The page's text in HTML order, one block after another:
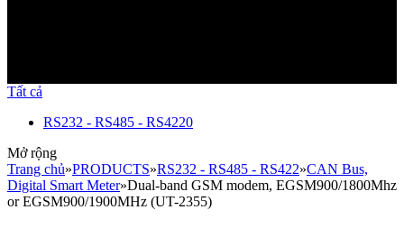
Tất cả
RS232 - RS485 - RS4220
Mở rộng
Trang chủ»PRODUCTS»RS232 - RS485 - RS422»CAN Bus,
Digital Smart Meter»Dual-band GSM modem, EGSM900/1800Mhz
or EGSM900/1900MHz (UT-2355)